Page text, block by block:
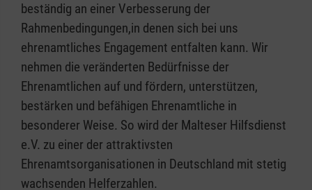
beständig an einer Verbesserung der
Rahmenbedingungen,in denen sich bei uns
ehrenamtliches Engagement entfalten kann. Wir
nehmen die veränderten Bedürfnisse der
Ehrenamtlichen auf und fördern, unterstützen,
bestärken und befähigen Ehrenamtliche in
besonderer Weise. So wird der Malteser Hilfsdienst
e.V. zu einer der attraktivsten
Ehrenamtsorganisationen in Deutschland mit stetig
wachsenden Helferzahlen.